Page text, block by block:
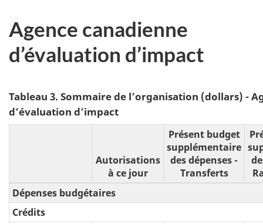
Agence canadienne
d’évaluation d’impact
Tableau 3. Sommaire de l’organisation (dollars) -
d’évaluation d’impact
Autorisations
à ce jour
Présent budget
supplémentaire
des dépenses -
Transferts
Dépenses budgétaires
Crédits